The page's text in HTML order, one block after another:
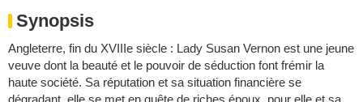
Synopsis
Angleterre, fin du XVIIIe siècle : Lady Susan Vernon est une jeune
veuve dont la beauté et le pouvoir de séduction font frémir la
haute société. Sa réputation et sa situation financière se
dégradant, elle se met en quête de riches époux, pour elle et sa